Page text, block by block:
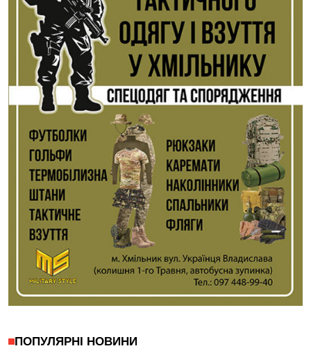
ПОПУЛЯРНІ НОВИНИ